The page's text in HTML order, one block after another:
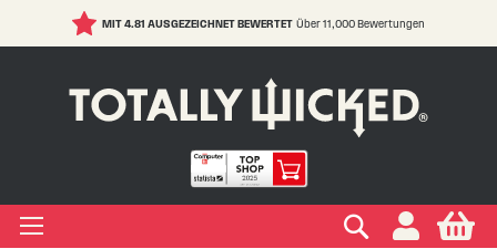
MIT 4.81 AUSGEZEICHNET BEWERTET Über 11,000 Bewertungen
Suchen
LIQUIDS
+
EINWEG E ZIGARETTE
+
E Zigarette
ELFBAR
+
VAPE PODS
+
Marken
E ZIGARETTE
+
Marken
VERDAMPFER
+
ZUBEHÖR
+
MARKEN
+
RATGEBER
+
SALE